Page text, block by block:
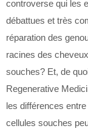
controverse qui les
débattues et très
réparation des
racines des
souches? Et, de
Regenerative
les différences
cellules souches